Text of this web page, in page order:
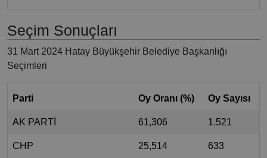
Seçim Sonuçları
31 Mart 2024 Hatay Büyükşehir Belediye Başkanlığı
Seçimleri
Parti Oy Oranı (%) Oy Sayısı
AK PARTİ 61,306 1.521
CHP 25,514 633